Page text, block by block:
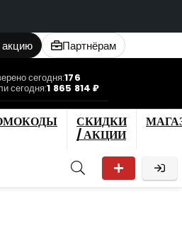
акцию Партнёрам
сегодня:176
сегодня:1 865 814 ₽
СКИДКИ
/ АКЦИИ